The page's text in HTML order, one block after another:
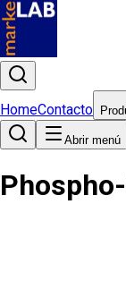
HomeContacto
Abrir menú